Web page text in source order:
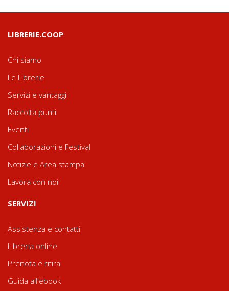
LIBRERIE.COOP
Chi siamo
Le Librerie
Servizi e vantaggi
Raccolta punti
Eventi
Collaborazioni e Festival
Notizie e Area stampa
Lavora con noi
SERVIZI
Assistenza e contatti
Libreria online
Prenota e ritira
Guida all'ebook